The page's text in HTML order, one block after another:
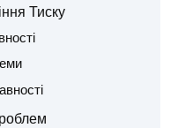
Тиску